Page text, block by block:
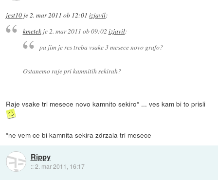
jest10 je 2. mar 2011 ob 12:01 izjavil:
kmetekje2. mar 2011 ob 09:02 izjavil:
pa jim je res treba vsake 3 mesece novo grafo?
Ostanemo raje pri kamnitih sekirah?
Raje vsake tri mesece novo kamnito sekiro* ... ves kam bi to prisli
*ne vem ce bi kamnita sekira zdrzala tri mesece
Rippy
::2. mar 2011, 16:17